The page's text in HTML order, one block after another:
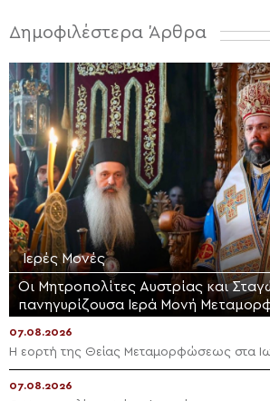
Δημοφιλέστερα Άρθρα
Ιερές Μονές
Οι Μητροπολίτες Αυστρίας και
πανηγυρίζουσα Ιερά Μονή
07.08.2026
Η εορτή της Θείας Μεταμορφώσεως στα
07.08.2026